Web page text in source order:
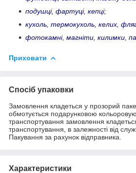
подушці, фартуці, кепці;
кухоль, термокухоль, келих,
фотокамні, магніти, килимки,
Приховати
Спосіб упаковки
Замовлення кладеться у прозорий
обмотується подарунковою
транспортування замовлення
транспортування, в залежності від
Пакування за рахунок відправника.
Характеристики